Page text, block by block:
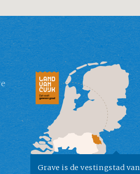
Grave is de vestingstad van